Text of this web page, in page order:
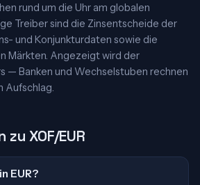
rund um die Uhr am globalen
Treiber sind die Zinsentscheide der
und Konjunkturdaten sowie die
Märkten. Angezeigt wird der
— Banken und Wechselstuben rechnen
Aufschlag.
XOF/EUR
EUR?